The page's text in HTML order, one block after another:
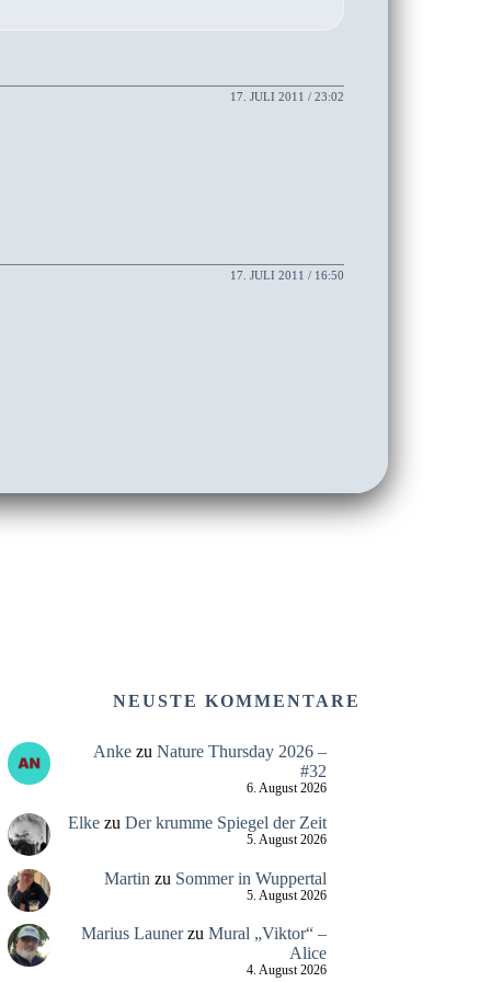
17. JULI 2011 / 23:02
17. JULI 2011 / 16:50
NEUSTE KOMMENTARE
Ankezu Nature Thursday 2026 –
#32
6. August 2026
Elkezu Der krumme Spiegel der Zeit
5. August 2026
Martin zu Sommer in Wuppertal
5. August 2026
Marius Launerzu Mural „Viktor“ –
Alice
4. August 2026